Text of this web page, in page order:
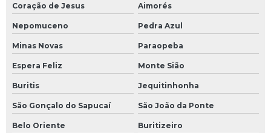
Válvula globo para óleo térmico
Válvula para óleo térmico
Coração de Jesus Aimorés
Nepomuceno Pedra Azul
Minas Novas Paraopeba
Espera Feliz Monte Sião
Buritis Jequitinhonha
São Gonçalo do Sapucaí São João da Ponte
Belo Oriente Buritizeiro